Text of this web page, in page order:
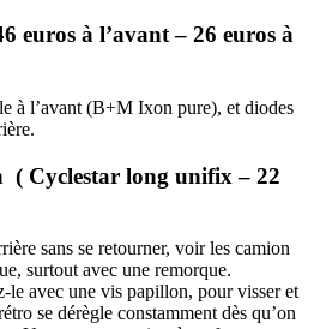
euros à l’avant – 26 euros à
à l’avant (B+M Ixon pure), et diodes
Cyclestar long unifix – 22
sans se retourner, voir les camion
surtout avec une remorque.
le avec une vis papillon, pour visser et
se dérègle constamment dès qu’on